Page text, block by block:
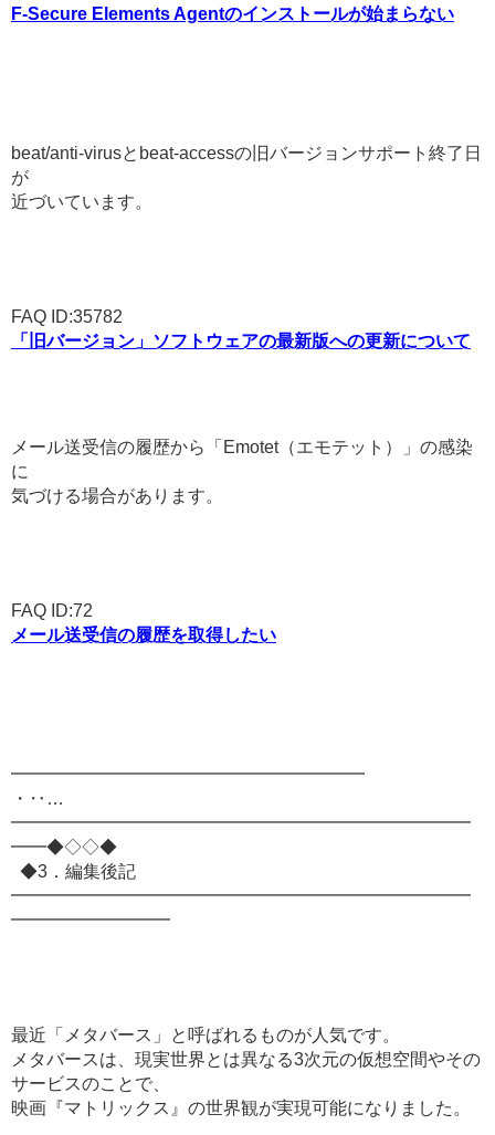
F-Secure Elements Agentのインストールが始まらない
beat/anti-virusとbeat-accessの旧バージョンサポート終了日
が
近づいています。
FAQ ID:35782
「旧バージョン」ソフトウェアの最新版への更新について
メール送受信の履歴から「Emotet（エモテット）」の感染
に
気づける場合があります。
FAQ ID:72
メール送受信の履歴を取得したい
━━━━━━━━━━━━━━━━━━━━
・‥…
━━━━━━━━━━━━━━━━━━━━━━━━━━
━━◆◇◇◆
◆3．編集後記
━━━━━━━━━━━━━━━━━━━━━━━━━━
━━━━━━━━━
最近「メタバース」と呼ばれるものが人気です。
メタバースは、現実世界とは異なる3次元の仮想空間やその
サービスのことで、
映画『マトリックス』の世界観が実現可能になりました。